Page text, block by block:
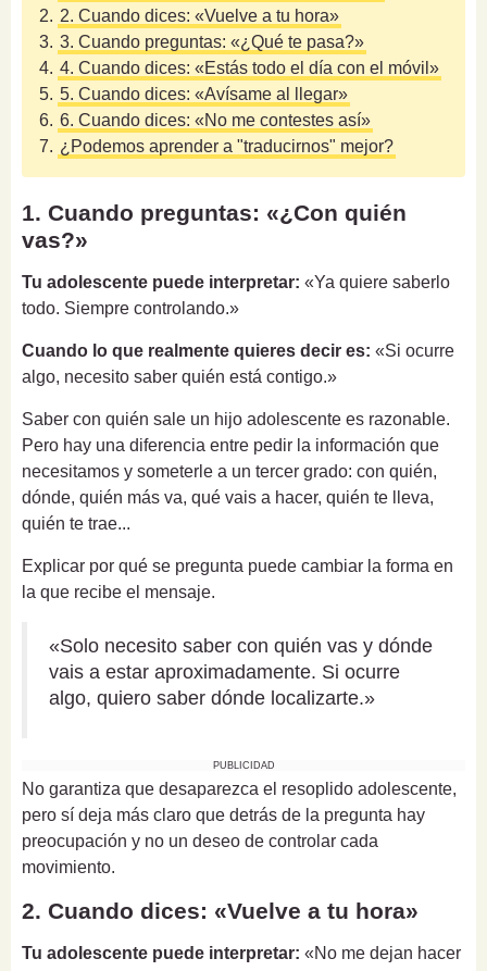
2. 2. Cuando dices: «Vuelve a tu hora»
3. 3. Cuando preguntas: «¿Qué te pasa?»
4. 4. Cuando dices: «Estás todo el día con el móvil»
5. 5. Cuando dices: «Avísame al llegar»
6. 6. Cuando dices: «No me contestes así»
7. ¿Podemos aprender a "traducirnos" mejor?
1. Cuando preguntas: «¿Con quién
vas?»
Tu adolescente puede interpretar: «Ya quiere saberlo
todo. Siempre controlando.»
Cuando lo que realmente quieres decir es: «Si ocurre
algo, necesito saber quién está contigo.»
Saber con quién sale un hijo adolescente es razonable.
Pero hay una diferencia entre pedir la información que
necesitamos y someterle a un tercer grado: con quién,
dónde, quién más va, qué vais a hacer, quién te lleva,
quién te trae...
Explicar por qué se pregunta puede cambiar la forma en
la que recibe el mensaje.
«Solo necesito saber con quién vas y dónde
vais a estar aproximadamente. Si ocurre
algo, quiero saber dónde localizarte.»
PUBLICIDAD
No garantiza que desaparezca el resoplido adolescente,
pero sí deja más claro que detrás de la pregunta hay
preocupación y no un deseo de controlar cada
movimiento.
2. Cuando dices: «Vuelve a tu hora»
Tu adolescente puede interpretar: «No me dejan hacer